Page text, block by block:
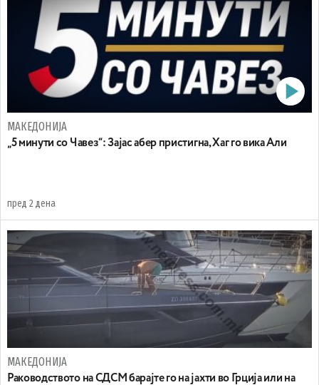
МАКЕДОНИЈА
„5 минути со Чавез“: Зајас абер пристигна, Хаг го вика Али
пред 2 дена
МАКЕДОНИЈА
Раководството на СДСМ барајте го на јахти во Грција или на